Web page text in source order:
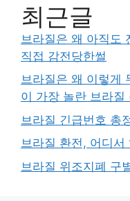
최근글
브라질은 왜 아직도
직접 감전당한썰
브라질은 왜 이렇게
이 가장 놀란 브라질
브라질 긴급번호 총
브라질 환전, 어디서
브라질 위조지폐 구